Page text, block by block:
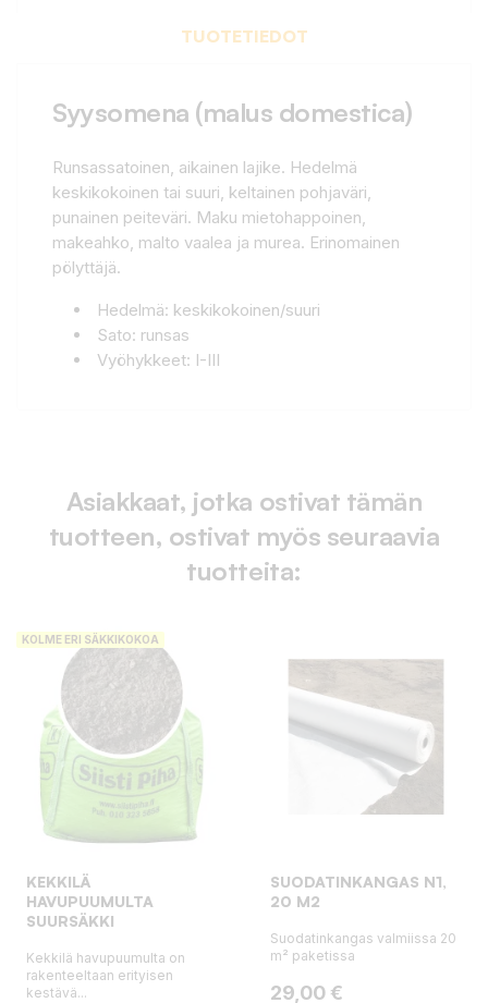
TUOTETIEDOT
Syysomena (malus domestica)
Runsassatoinen, aikainen lajike. Hedelmä
keskikokoinen tai suuri, keltainen pohjaväri,
punainen peiteväri. Maku mietohappoinen,
makeahko, malto vaalea ja murea. Erinomainen
pölyttäjä.
Hedelmä: keskikokoinen/suuri
Sato: runsas
Vyöhykkeet: I-III
Asiakkaat, jotka ostivat tämän
tuotteen, ostivat myös seuraavia
tuotteita:
KOLME ERI SÄKKIKOKOA
KEKKILÄ
HAVUPUUMULTA
SUURSÄKKI
Kekkilä havupuumulta on
rakenteeltaan erityisen
kestävä...
SUODATINKANGAS N1,
20 M2
Suodatinkangas valmiissa 20
m² paketissa
Hinta
29,00 €